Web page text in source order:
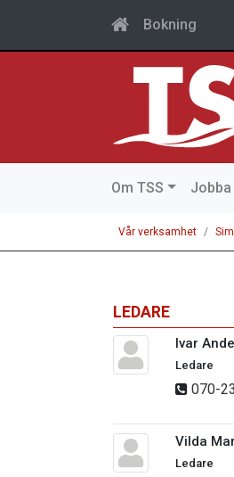
Bokning
Om TSS
Vår verksamhet
LEDARE
Ivar
Ledare
070-
Vilda
Ledare